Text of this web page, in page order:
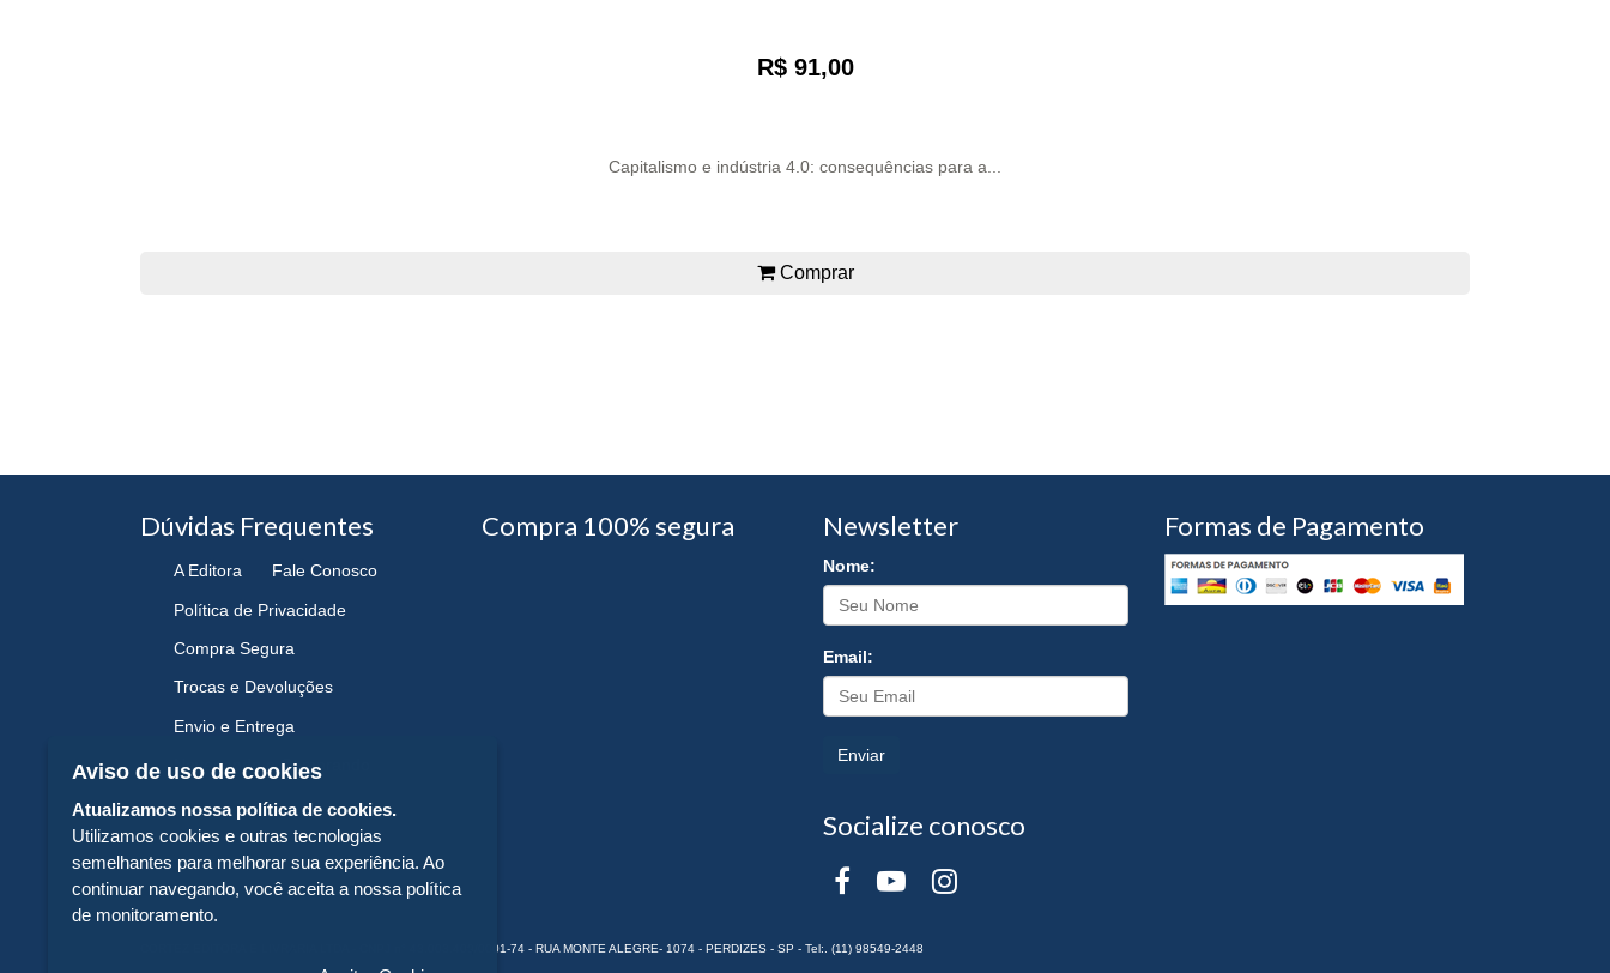
R$ 91,00
Capitalismo e indústria 4.0: consequências para a...
Comprar
Dúvidas Frequentes
A Editora Fale Conosco
Política de Privacidade
Compra Segura
Trocas e Devoluções
Envio e Entrega
Navegando e Comprando
Compra 100% segura Newsletter
Nome:
Email:
Enviar
Socialize conosco
Formas de Pagamento
CORTEZ EDITORA E LIVRARIA LTDA - CNPJ n° 43.003.409/0001-74 - RUA MONTE ALEGRE- 1074 - PERDIZES - SP - Tel:. (11) 98549-2448
Aviso de uso de cookies
Atualizamos nossa política de cookies.
Utilizamos cookies e outras tecnologias
semelhantes para melhorar sua experiência. Ao
continuar navegando, você aceita a nossa política
de monitoramento.